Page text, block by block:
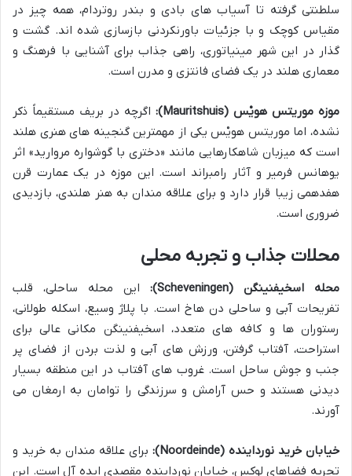
سلطنتی گرفته تا آسیاب های بادی و بندر روتردام، همه چیز در
مقیاس کوچک و با جزئیات باورنکردنی بازسازی شده اند. گشت و
گذار در این شهر مینیاتوری، راهی جذاب برای آشنایی با فرهنگ و
معماری هلند در یک فضای فانتزی و مدرن است.
موزه موریتس هویْس (Mauritshuis):
اگرچه در بریف مستقیماً ذکر
نشده، اما موریتس هویْس یکی از مهمترین گنجینه های هنری هلند
است که میزبان شاهکارهایی مانند «دختری با گوشواره مروارید» اثر
یوهانس فرمیر و آثار رامبراند است. این موزه در یک عمارت قرن
هفدهمی زیبا قرار دارد و برای علاقه مندان به هنر هلندی، بازدیدی
ضروری است.
محلات جذاب و تجربه محلی
محله اسخیفنینگن (Scheveningen):
این محله ساحلی، قلب
تفریحات آبی و ساحلی دن هاخ است. با پلاژ وسیع، اسکله طولانی،
رستوران ها و کافه های متعدد، اسخیفنینگن مکانی عالی برای
استراحت، آفتاب گرفتن، ورزش های آبی و لذت بردن از فضای پر
جنب و جوش ساحل است. غروب های آفتاب در این منطقه بسیار
دیدنی هستند و حس آرامش و سرزندگی را توامان به ارمغان می
آورند.
خیابان خرید نورداینده (Noordeinde):
برای علاقه مندان به خرید و
تجربه فضاهای لوکس، خیابان نورداینده مقصدی ایده آل است. این